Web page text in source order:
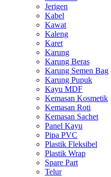
Jerigen
Kabel
Kawat
Kaleng
Karet
Karung
Karung Beras
Karung Semen Bag
Karung Pupuk
Kayu MDF
Kemasan Kosmetik
Kemasan Roti
Kemasan Sachet
Panel Kayu
Pipa PVC
Plastik Fleksibel
Plastik Wrap
Spare Part
Telur